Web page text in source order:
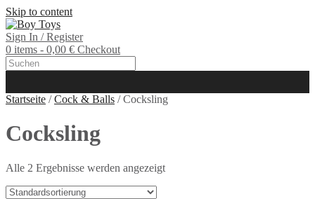
Skip to content
Sign In / Register
0 items - 0,00 € Checkout
Startseite /Cock & Balls / Cocksling
Cocksling
Alle 2 Ergebnisse werden angezeigt